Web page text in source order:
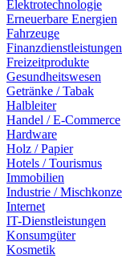
Elektrotechnologie
Erneuerbare Energien
Fahrzeuge
Finanzdienstleistungen
Freizeitprodukte
Gesundheitswesen
Getränke / Tabak
Halbleiter
Handel / E-Commerce
Hardware
Holz / Papier
Hotels / Tourismus
Immobilien
Industrie /
Internet
IT-Dienstleistungen
Konsumgüter
Kosmetik